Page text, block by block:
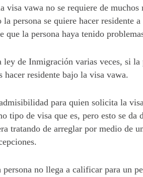
visa vawa no se requiere de
la persona se quiere hacer residente
que la persona haya tenido
de Inmigración varias veces, si
hacer residente bajo la visa vawa.
para quien solicita la
tipo de visa que es, pero esto se
tratando de arreglar por medio de
no llega a calificar para un